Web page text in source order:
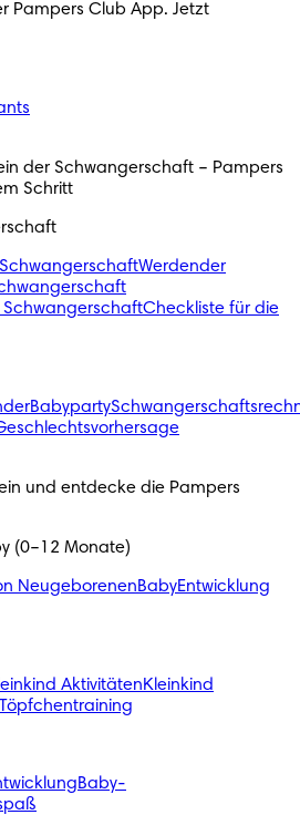
Pampers Club App. Jetzt
der Schwangerschaft – Pampers
Schritt
Werdender
SchwangerschaftCheckliste für die
Babyparty
und entdecke die Pampers
(0–12 Monate)
NeugeborenenBabyEntwicklung
AktivitätenKleinkind
Töpfchentraining
Baby-